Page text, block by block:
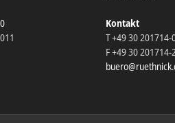
Kontakt
T +49 30 201714-
F +49 30 201714-